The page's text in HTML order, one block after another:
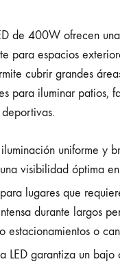
de 400W ofrecen
para espacios
cubrir grandes
para iluminar patios,
uniforme y
visibilidad óptima
lugares que
durante largos
estacionamientos o
LED garantiza un bajo